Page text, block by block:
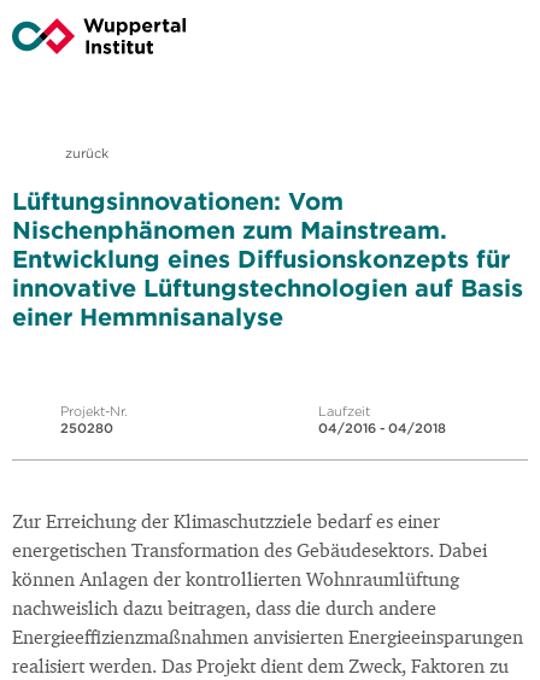
zurück
Lüftungsinnovationen: Vom
Nischenphänomen zum Mainstream.
Entwicklung eines Diffusionskonzepts für
innovative Lüftungstechnologien auf Basis
einer Hemmnisanalyse
Projekt-Nr.
250280
Laufzeit
04/2016 - 04/2018
Zur Erreichung der Klimaschutzziele bedarf es einer
energetischen Transformation des Gebäudesektors. Dabei
können Anlagen der kontrollierten Wohnraumlüftung
nachweislich dazu beitragen, dass die durch andere
Energieeffizienzmaßnahmen anvisierten Energieeinsparungen
realisiert werden. Das Projekt dient dem Zweck, Faktoren zu